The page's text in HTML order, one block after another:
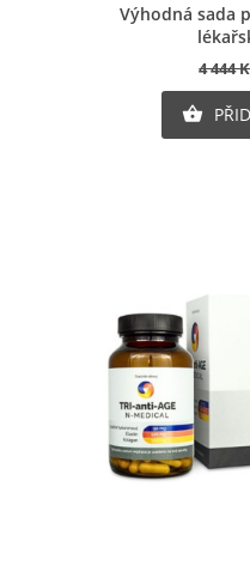
Výhodná sada
4 444
